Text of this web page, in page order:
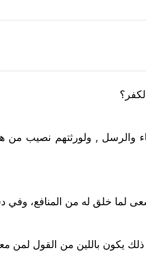
والرسل , ولورثتهم نصيب
لما خلق له من المنافع،
ذلك يكون باللين من القول لمن